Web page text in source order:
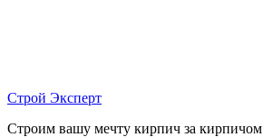
Строй Эксперт
Строим вашу мечту кирпич за кирпичом